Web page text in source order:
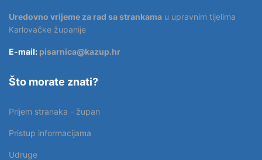
Uredovno vrijeme za rad sa strankama u upravnim tijelima
Karlovačke županije
E-mail: pisarnica@kazup.hr
Što morate znati?
Prijem stranaka - župan
Pristup informacijama
Udruge